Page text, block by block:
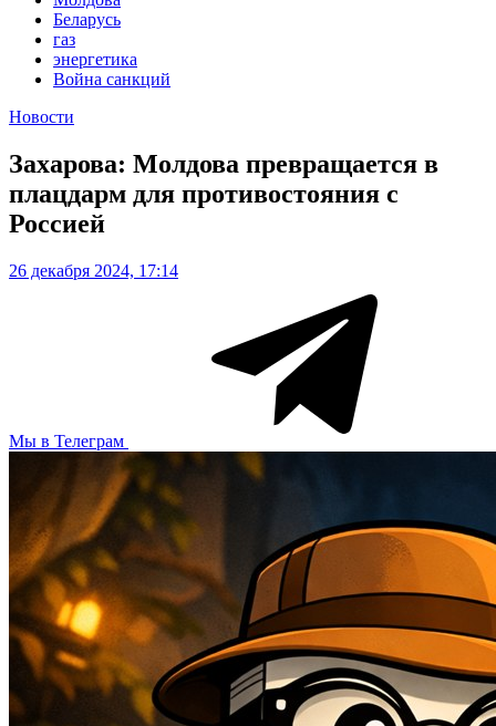
Беларусь
газ
энергетика
Война санкций
Новости
Захарова: Молдова превращается в
плацдарм для противостояния с
Россией
26 декабря 2024, 17:14
Мы в Телеграм